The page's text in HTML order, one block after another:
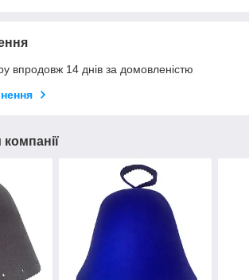
впродовж 14 днів за домовленістю
компанії